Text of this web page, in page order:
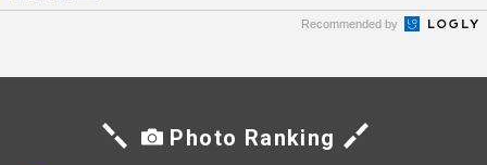
Recommended by
Photo Ranking